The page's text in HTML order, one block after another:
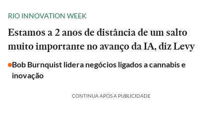
RIO INNOVATION WEEK
Estamos a 2 anos de distância de um salto
muito importante no avanço da IA, diz Levy
Bob Burnquist lidera negócios ligados a cannabis e
inovação
CONTINUA APÓS A PUBLICIDADE